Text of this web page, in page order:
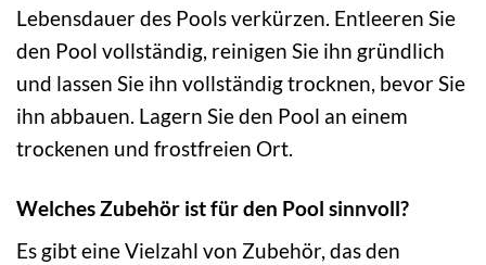
Lebensdauer des Pools verkürzen. Entleeren Sie
den Pool vollständig, reinigen Sie ihn gründlich
und lassen Sie ihn vollständig trocknen, bevor Sie
ihn abbauen. Lagern Sie den Pool an einem
trockenen und frostfreien Ort.
Welches Zubehör ist für den Pool sinnvoll?
Es gibt eine Vielzahl von Zubehör, das den